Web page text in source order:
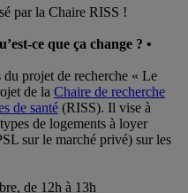
par la Chaire RISS !
ce que ça change ? •
du projet de recherche « Le
de la Chaire de recherche
de santé (RISS). Il vise à
de logements à loyer
sur le marché privé) sur les
de 12h à 13h